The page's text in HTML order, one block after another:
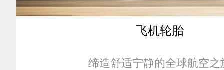
飞机轮胎
缔造舒适宁静的全球航空之